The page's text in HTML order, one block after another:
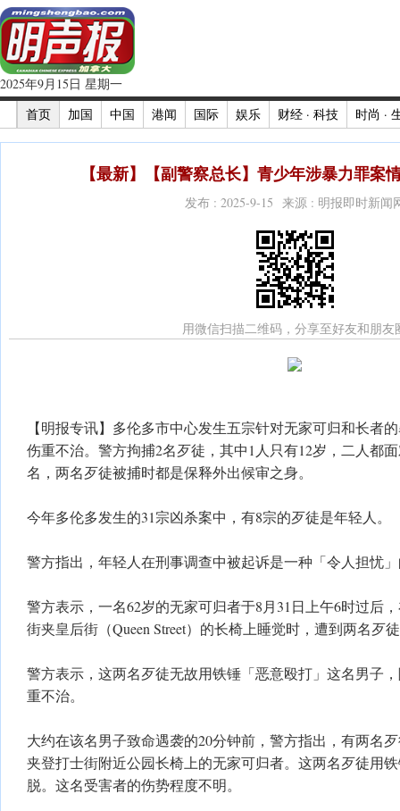
2025年9月15日 星期一
首页
加国 中国 港闻 国际 娱乐 财经 · 科技 时尚 ·
【最新】【副警察总长】青少年涉暴力罪案
发布 : 2025-9-15 来源 : 明报即时新闻
用微信扫描二维码，分享至好友和朋友
【明报专讯】多伦多市中心发生五宗针对无家可归和长者
伤重不治。警方拘捕2名歹徒，其中1人只有12岁，二人都
名，两名歹徒被捕时都是保释外出候审之身。
​今年多伦多发生的31宗凶杀案中，有8宗的歹徒是年轻人。
警方指出，年轻人在刑事调查中被起诉是一种「令人担忧
警方表示，​一名62岁的无家可归者于8月31日上午6时过后
街夹皇后街（Queen Street）的长椅上睡觉时，遭到两名歹
警方表示，这两名歹徒无故用铁锤「恶意殴打」这名男子
重不治。
大约在该名男子致命遇袭的20分钟前，警方指出，有两名
夹登打士街附近公园长椅上的无家可归者。这两名歹徒用
脱。这名受害者的伤势程度不明。